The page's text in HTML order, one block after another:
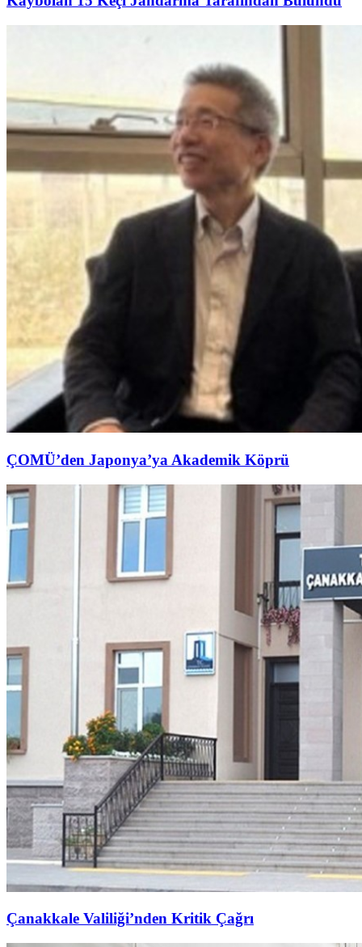
ÇOMÜ’den Japonya’ya Akademik Köprü
Çanakkale Valiliği’nden Kritik Çağrı